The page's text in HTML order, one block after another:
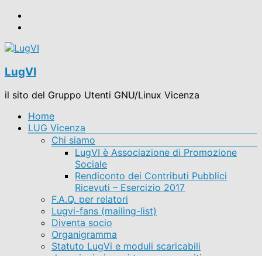
Salta
LugVI
il sito del Gruppo Utenti GNU/Linux Vicenza
Menu Home
LUG Vicenza
Chi siamo
LugVI è Associazione di Promozione
Sociale
Rendiconto dei Contributi Pubblici
Ricevuti – Esercizio 2017
F.A.Q. per relatori
Lugvi-fans (mailing-list)
Diventa socio
Organigramma
Statuto LugVi e moduli scaricabili